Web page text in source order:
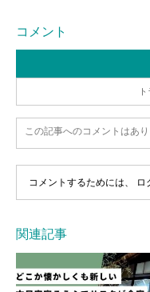
コメント
この記事へのコメントはあり
コメントするためには、 ロ
関連記事